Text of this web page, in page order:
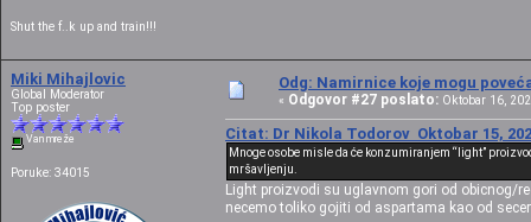
Shut the f..k up and train!!!
Miki Mihajlovic
Global Moderator
Top poster
Van mreže
Poruke: 34015
Odg: Namirnice koje mogu
« Odgovor #27 poslato: Oktobar 16,
Citat: Dr Nikola Todorov Oktobar 15,
Mnoge osobe misle da će konzumiranjem “light”
mršavljenju.
Light proizvodi su uglavnom gori od obicnog/
necemo toliko gojiti od aspartama kao od